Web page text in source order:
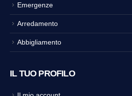
Emergenze
Arredamento
Abbigliamento
IL TUO PROFILO